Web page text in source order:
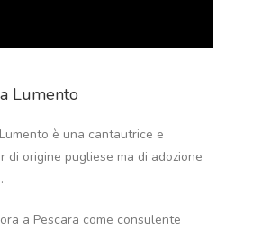
Lumento
è una cantautrice e
di origine pugliese ma di adozione
a Pescara come consulente